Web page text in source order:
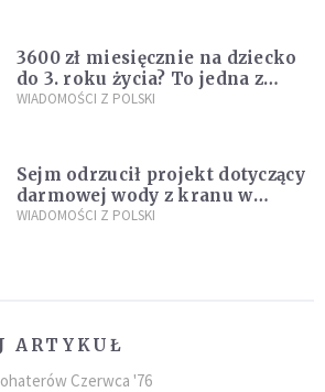
3600 zł miesięcznie na dziecko
do 3. roku życia? To jedna z
propozycji programu "Rozwój
WIADOMOŚCI Z POLSKI
Sejm odrzucił projekt dotyczący
darmowej wody z kranu w
restauracjach
WIADOMOŚCI Z POLSKI
ARTYKUŁ
Czerwca '76